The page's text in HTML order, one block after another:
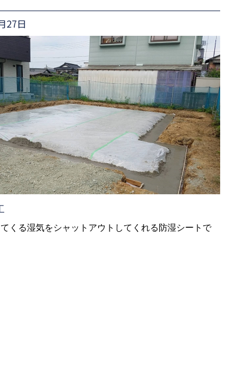
27日
くる湿気をシャットアウトしてくれる防湿シートで